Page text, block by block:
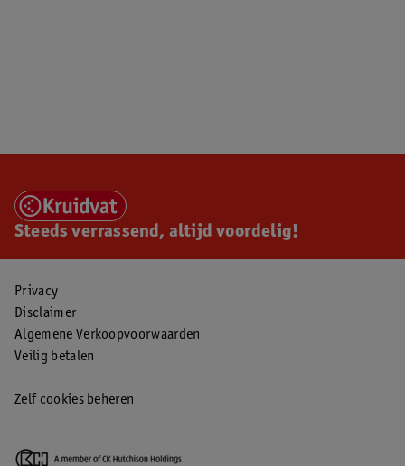
Steeds verrassend, altijd voordelig!
Privacy
Disclaimer
Algemene Verkoopvoorwaarden
Veilig betalen
Zelf cookies beheren